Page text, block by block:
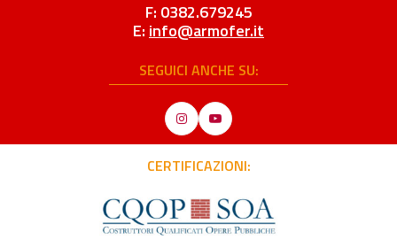
F: 0382.679245
E: info@armofer.it
SEGUICI ANCHE SU:
InstagramYouTube
CERTIFICAZIONI: